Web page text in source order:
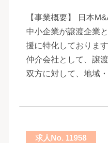
【事業概要】 日本
中小企業が譲渡企業
援に特化しておりま
仲介会社として、譲
双方に対して、地域
求人No. 11958